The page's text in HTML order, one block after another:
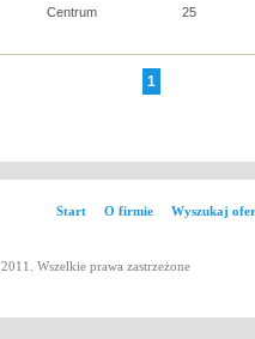
Centrum 25
1
Start O firmie Wyszukaj
2011. Wszelkie prawa zastrzeżone